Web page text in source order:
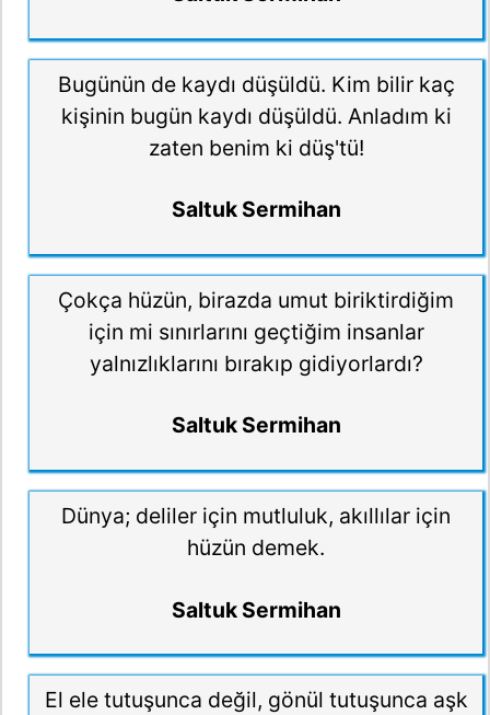
Bugünün de kaydı düşüldü. Kim bilir kaç
kişinin bugün kaydı düşüldü. Anladım ki
zaten benim ki düş'tü!
Saltuk Sermihan
Çokça hüzün, birazda umut biriktirdiğim
için mi sınırlarını geçtiğim insanlar
yalnızlıklarını bırakıp gidiyorlardı?
Saltuk Sermihan
Dünya; deliler için mutluluk, akıllılar için
hüzün demek.
Saltuk Sermihan
El ele tutuşunca değil, gönül tutuşunca aşk